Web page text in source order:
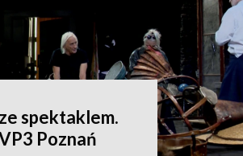
spektaklem.
Poznań